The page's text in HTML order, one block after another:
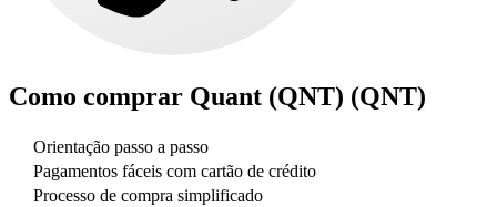
Como comprar Quant (QNT) (QNT)
Orientação passo a passo
Pagamentos fáceis com cartão de crédito
Processo de compra simplificado